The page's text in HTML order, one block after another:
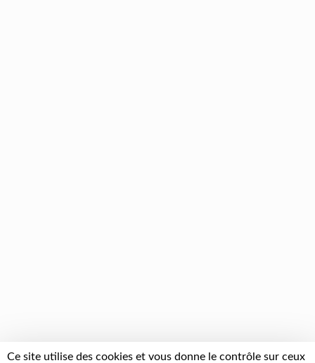
Ce site utilise des cookies et vous donne le contrôle sur ceux